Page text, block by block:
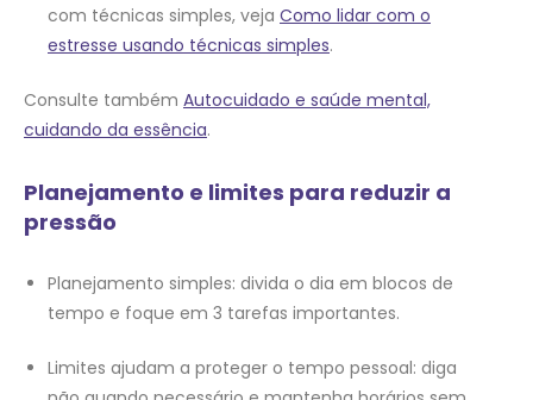
com técnicas simples, veja Como lidar com o
estresse usando técnicas simples.
Consulte também Autocuidado e saúde mental,
cuidando da essência.
Planejamento e limites para reduzir a
pressão
Planejamento simples: divida o dia em blocos de
tempo e foque em 3 tarefas importantes.
Limites ajudam a proteger o tempo pessoal: diga